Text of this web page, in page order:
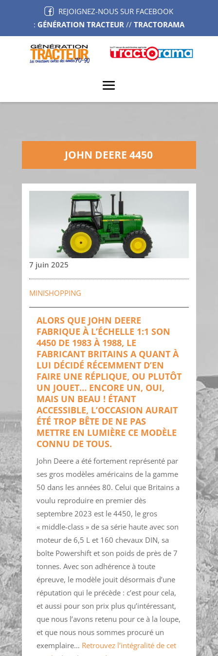
REJOIGNEZ-NOUS SUR FACEBOOK
: GÉNÉRATION TRACTEUR// TRACTORAMA
JOHN DEERE 4450
7 juin 2025
MINISHOPPING
ALORS QUE JOHN DEERE
FABRIQUE À L’ÉCHELLE 1:1 SON
4450 DE 1983 À 1988, LE
FABRICANT BRITAINS A QUANT À
LUI DÉCIDÉ RÉCEMMENT D’EN
FAIRE UNE RÉPLIQUE, OU PLUTÔT
UN JOUET… ENCORE UN, OUI,
MAIS UN BEAU ! ÉTANT
ACCESSIBLE, L’OCCASION AURAIT
ÉTÉ TROP BÊTE DE NE PAS
METTRE EN LUMIÈRE CE MODÈLE
CONNU DE TOUS.
John Deere a été fortement représenté par
ses gros modèles américains de la gamme
50 dans les années 80. Celui que Britains a
voulu reproduire en premier dès
septembre 2023 est le 4450, le gros
« middle-class » de sa série haute avec son
moteur de 6,5 L et 160 chevaux DIN, sa
boîte Powershift et son poids de près de 7
tonnes. Avec son adhérence à toute
épreuve, le modèle jouit désormais d’une
réputation qui le précède : c’est pour cela,
et aussi pour son prix plus qu’intéressant,
que nous l’avons retenu pour ce à la loupe,
et que nous nous sommes procuré un
exemplaire… Retrouvez l’intégralité de cet